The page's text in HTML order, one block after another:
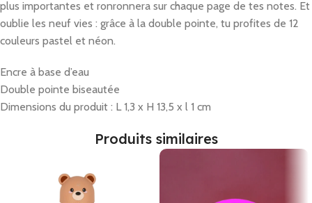
plus importantes et ronronnera sur chaque page de tes notes. Et
oublie les neuf vies : grâce à la double pointe, tu profites de 12
couleurs pastel et néon.
Encre à base d’eau
Double pointe biseautée
Dimensions du produit : L 1,3 x H 13,5 x l 1 cm
Produits similaires